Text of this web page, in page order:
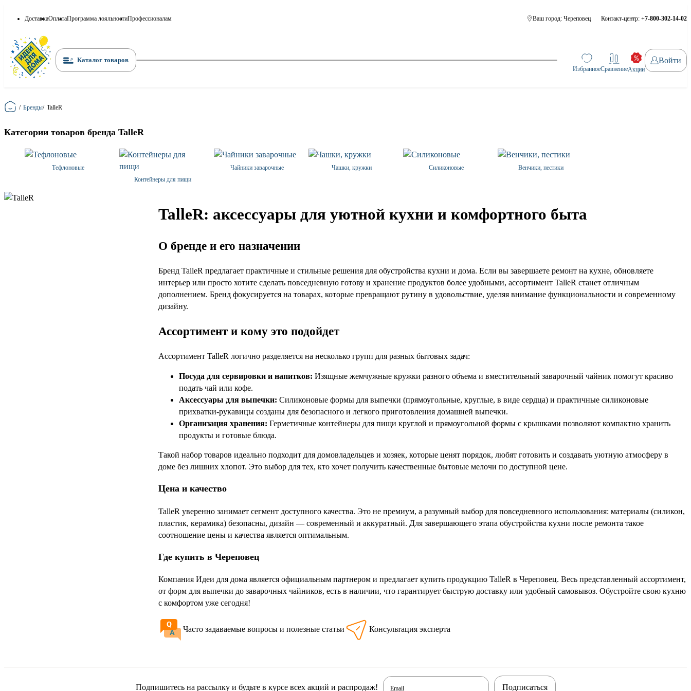
ДоставкаОплатаПрограмма лояльностиПрофессионалам Ваш город: Череповец Контакт-центр: +7-800-302-14-02
Каталог товаров
ИзбранноеСравнениеАкции
Войти
Главная
/ Бренды/ TalleR
Категории товаров бренда TalleR
Тефлоновые
Контейнеры для пищи
Чайники заварочные Чашки, кружки Силиконовые Венчики, пестики
TalleR: аксессуары для уютной кухни и комфортного быта
О бренде и его назначении
Бренд TalleR предлагает практичные и стильные решения для обустройства кухни и дома. Если вы завершаете ремонт на кухне, обновляете
интерьер или просто хотите сделать повседневную готову и хранение продуктов более удобными, ассортимент TalleR станет отличным
дополнением. Бренд фокусируется на товарах, которые превращают рутину в удовольствие, уделяя внимание функциональности и современному
дизайну.
Ассортимент и кому это подойдет
Ассортимент TalleR логично разделяется на несколько групп для разных бытовых задач:
Посуда для сервировки и напитков: Изящные жемчужные кружки разного объема и вместительный заварочный чайник помогут красиво
подать чай или кофе.
Аксессуары для выпечки: Силиконовые формы для выпечки (прямоугольные, круглые, в виде сердца) и практичные силиконовые
прихватки-рукавицы созданы для безопасного и легкого приготовления домашней выпечки.
Организация хранения: Герметичные контейнеры для пищи круглой и прямоугольной формы с крышками позволяют компактно хранить
продукты и готовые блюда.
Такой набор товаров идеально подходит для домовладельцев и хозяек, которые ценят порядок, любят готовить и создавать уютную атмосферу в
доме без лишних хлопот. Это выбор для тех, кто хочет получить качественные бытовые мелочи по доступной цене.
Цена и качество
TalleR уверенно занимает сегмент доступного качества. Это не премиум, а разумный выбор для повседневного использования: материалы (силикон,
пластик, керамика) безопасны, дизайн — современный и аккуратный. Для завершающего этапа обустройства кухни после ремонта такое
соотношение цены и качества является оптимальным.
Где купить в Череповец
Компания Идеи для дома является официальным партнером и предлагает купить продукцию TalleR в Череповец. Весь представленный ассортимент,
от форм для выпечки до заварочных чайников, есть в наличии, что гарантирует быструю доставку или удобный самовывоз. Обустройте свою кухню
с комфортом уже сегодня!
Часто задаваемые вопросы и полезные статьи Консультация эксперта
Подпишитесь на рассылку и будьте в курсе всех акций и распродаж! Email Подписаться